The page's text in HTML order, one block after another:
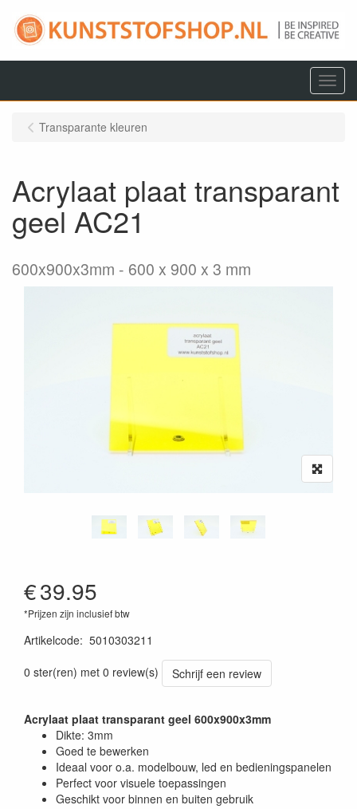
Menu
Transparante kleuren
Acrylaat plaat transparant
geel AC21
600x900x3mm 600 x 900 x 3 mm
€39.95
*Prijzen zijn inclusief btw
Artikelcode: 5010303211
0 ster(ren) met 0 review(s)
Schrijf een review
Acrylaat plaat transparant geel 600x900x3mm
Dikte: 3mm
Goed te bewerken
Ideaal voor o.a. modelbouw, led en bedieningspanelen
Perfect voor visuele toepassingen
Geschikt voor binnen en buiten gebruik